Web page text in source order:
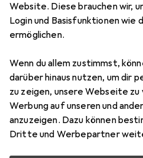
Website. Diese brauchen wir,
Login und Basisfunktionen wie
ermöglichen.
Wenn du allem zustimmst,
darüber hinaus nutzen, um dir
zu zeigen, unsere Webseite
Werbung auf unseren und
anzuzeigen. Dazu können
Dritte und Werbepartner
1. Winbag
Heben von schwereren
Winbag erfolgt schnell
Befestigung selbst grosser